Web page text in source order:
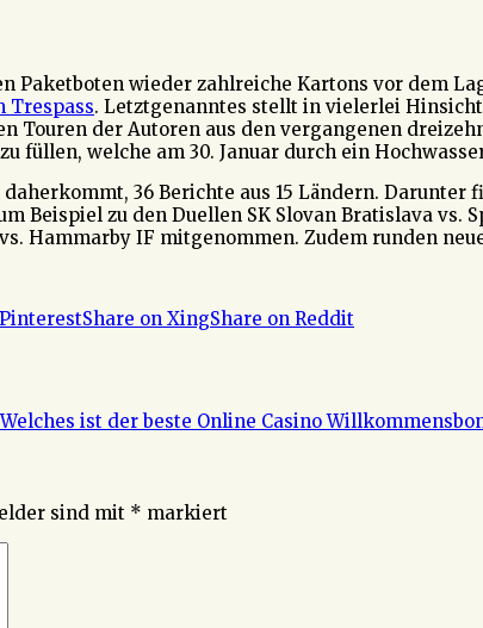
Paketboten wieder zahlreiche Kartons vor dem
Trespass. Letztgenanntes stellt in vielerlei
der Autoren aus den vergangenen
füllen, welche am 30. Januar durch ein
36 Berichte aus 15 Ländern.
Beispiel zu den Duellen SK Slovan Bratislava vs.
Hammarby IF mitgenommen. Zudem runden
Share on XingShare on Reddit
Welches ist der beste Online Casino
sind mit * markiert